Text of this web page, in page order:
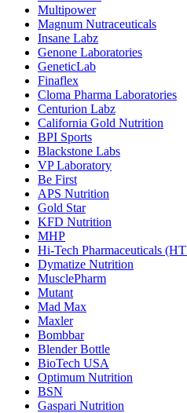
Multipower
Magnum Nutraceuticals
Insane Labz
Genone Laboratories
GeneticLab
Finaflex
Cloma Pharma Laboratories
Centurion Labz
California Gold Nutrition
BPI Sports
Blackstone Labs
VP Laboratory
Be First
APS Nutrition
Gold Star
KFD Nutrition
MHP
Hi-Tech Pharmaceuticals
Dymatize Nutrition
MusclePharm
Mutant
Mad Max
Maxler
Bombbar
Blender Bottle
BioTech USA
Optimum Nutrition
BSN
Gaspari Nutrition